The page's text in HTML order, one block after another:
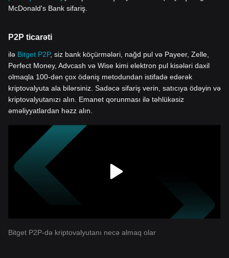
McDonald's Bank sifariş.
P2P ticarəti
ilə Bitget P2P, siz bank köçürmələri, nağd pul və Payeer, Zelle,
Perfect Money, Advcash və Wise kimi elektron pul kisələri daxil
olmaqla 100-dən çox ödəniş metodundan istifadə edərək
kriptovalyuta ala bilərsiniz. Sadəcə sifariş verin, satıcıya ödəyin və
kriptovalyutanızı alın. Emanet qorunması ilə təhlükəsiz
əməliyyatlardan həzz alın.
Bitget P2P-də kriptovalyutanı necə almaq olar